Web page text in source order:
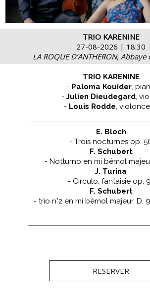
TRIO KARENINE
27-08-2026 | 18:30
LA ROQUE D’ANTHERON, Abbaye
TRIO KARENINE
- Paloma Kouider,
- Julien Dieudegard,
- Louis Rodde,
E. Bloch
- Trois nocturnes op.
F. Schubert
- Notturno en mi bémol
J. Turina
- Circulo, fantaisie op.
F. Schubert
- trio n°2 en mi bémol majeur, D.
RESERVER